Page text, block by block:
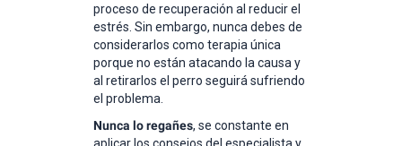
proceso de recuperación al reducir el
estrés. Sin embargo, nunca debes de
considerarlos como terapia única
porque no están atacando la causa y
al retirarlos el perro seguirá sufriendo
el problema.
Nunca lo regañes, se constante en
aplicar los consejos del especialista y